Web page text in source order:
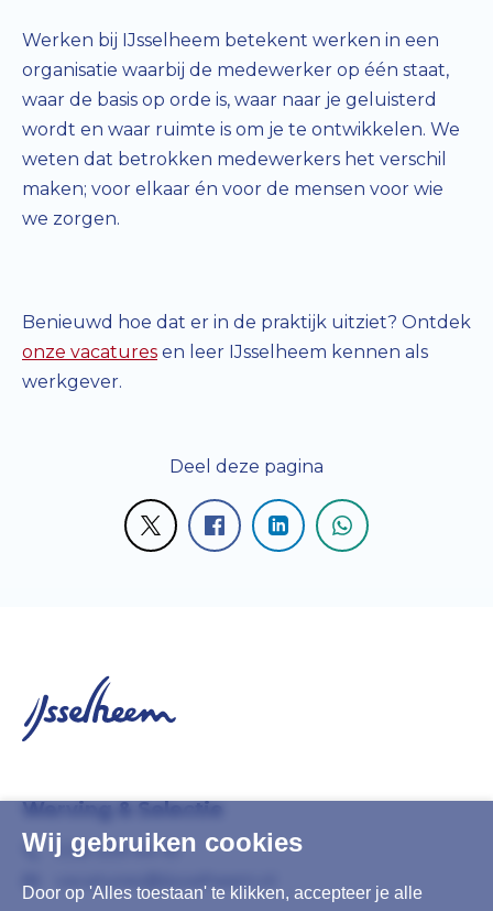
Werken bij IJsselheem betekent werken in een
organisatie waarbij de medewerker op één staat,
waar de basis op orde is, waar naar je geluisterd
wordt en waar ruimte is om je te ontwikkelen. We
weten dat betrokken medewerkers het verschil
maken; voor elkaar én voor de mensen voor wie
we zorgen.
Benieuwd hoe dat er in de praktijk uitziet? Ontdek
onze vacatures en leer IJsselheem kennen als
werkgever.
Deel deze pagina
Werving & Selectie
038 339 44 10
Wij gebruiken cookies
Door op 'Alles toestaan' te klikken, accepteer je alle